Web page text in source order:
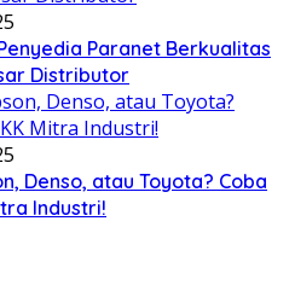
Paranet Berkualitas
Distributor
Denso, atau Toyota? Coba
Industri!